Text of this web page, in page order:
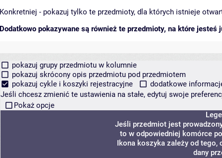
Konkretniej - pokazuj tylko te przedmioty, dla których istnieje
Dodatkowo pokazywane są również te przedmioty, na które jesteś
pokazuj grupy przedmiotu w kolumnie
pokazuj skrócony opis przedmiotu pod przedmiotem
pokazuj cykle i koszyki rejestracyjne
dodatkowe
Jeśli chcesz zmienić te ustawienia na stałe, edytuj swoje
Pokaż opcje
Jeśli przedmiot jest
to w odpowiedniej komórce
Ikona koszyka zależy od tego,
dany